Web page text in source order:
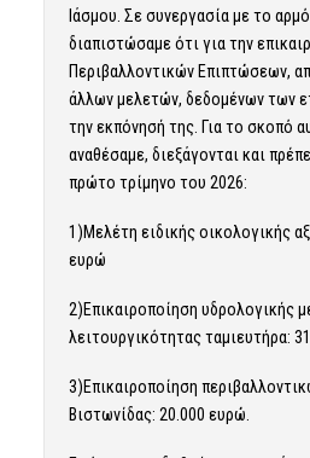
Ιάσμου. Σε συνεργασία με το
διαπιστώσαμε ότι για την
Περιβαλλοντικών Επιπτώσεων,
άλλων μελετών, δεδομένων των
την εκπόνησή της. Για το σκοπό
αναθέσαμε, διεξάγονται και
πρώτο τρίμηνο του 2026:
1)Μελέτη ειδικής οικολογικής
ευρώ
2)Επικαιροποίηση υδρολογικής
λειτουργικότητας ταμιευτήρα:
3)Επικαιροποίηση
Βιστωνίδας: 20.000 ευρώ.